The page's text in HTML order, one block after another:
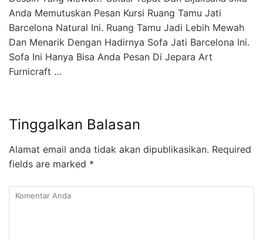
Anda Memutuskan Pesan Kursi Ruang Tamu Jati
Barcelona Natural Ini. Ruang Tamu Jadi Lebih Mewah
Dan Menarik Dengan Hadirnya Sofa Jati Barcelona Ini.
Sofa Ini Hanya Bisa Anda Pesan Di Jepara Art
Furnicraft …
Tinggalkan Balasan
Alamat email anda tidak akan dipublikasikan. Required
fields are marked *